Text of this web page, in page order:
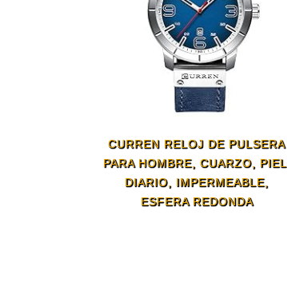
CURREN RELOJ DE PULSERA
PARA HOMBRE, CUARZO, PIEL,
DIARIO, IMPERMEABLE,
ESFERA REDONDA